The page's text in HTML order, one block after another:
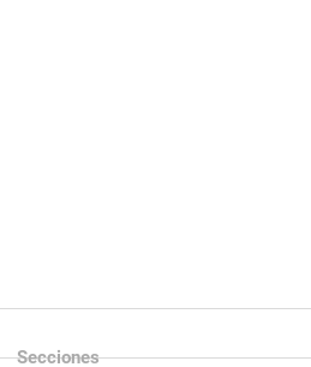
Secciones